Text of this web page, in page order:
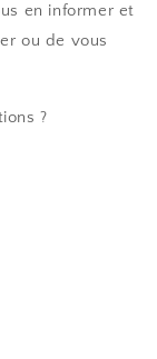
en informer et
ou de vous
?